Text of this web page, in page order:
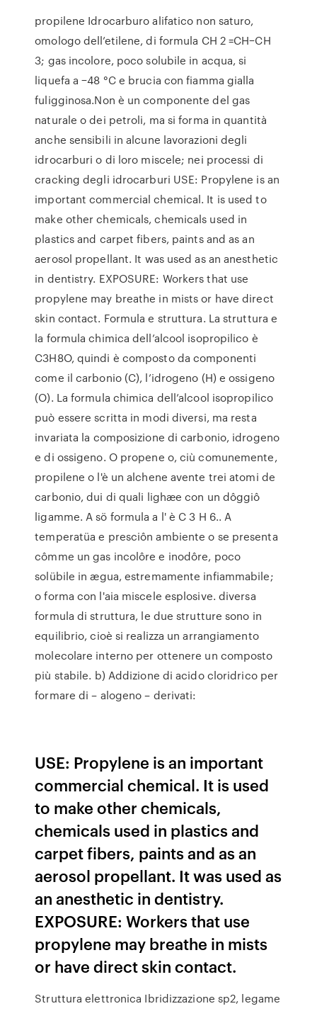
propilene Idrocarburo alifatico non saturo,
omologo dell’etilene, di formula CH 2 =CH−CH
3; gas incolore, poco solubile in acqua, si
liquefa a −48 °C e brucia con fiamma gialla
fuligginosa.Non è un componente del gas
naturale o dei petroli, ma si forma in quantità
anche sensibili in alcune lavorazioni degli
idrocarburi o di loro miscele; nei processi di
cracking degli idrocarburi USE: Propylene is an
important commercial chemical. It is used to
make other chemicals, chemicals used in
plastics and carpet fibers, paints and as an
aerosol propellant. It was used as an anesthetic
in dentistry. EXPOSURE: Workers that use
propylene may breathe in mists or have direct
skin contact. Formula e struttura. La struttura e
la formula chimica dell’alcool isopropilico è
C3H8O, quindi è composto da componenti
come il carbonio (C), l’idrogeno (H) e ossigeno
(O). La formula chimica dell’alcool isopropilico
può essere scritta in modi diversi, ma resta
invariata la composizione di carbonio, idrogeno
e di ossigeno. O propene o, ciù comunemente,
propilene o l'è un alchene avente trei atomi de
carbonio, dui di quali lighæe con un dôggiô
ligamme. A sö formula a l' è C 3 H 6.. A
temperatüa e presciôn ambiente o se presenta
cômme un gas incolôre e inodôre, poco
solübile in ægua, estremamente infiammabile;
o forma con l'aia miscele esplosive. diversa
formula di struttura, le due strutture sono in
equilibrio, cioè si realizza un arrangiamento
molecolare interno per ottenere un composto
più stabile. b) Addizione di acido cloridrico per
formare di – alogeno – derivati:
USE: Propylene is an important
commercial chemical. It is used
to make other chemicals,
chemicals used in plastics and
carpet fibers, paints and as an
aerosol propellant. It was used as
an anesthetic in dentistry.
EXPOSURE: Workers that use
propylene may breathe in mists
or have direct skin contact.
Struttura elettronica Ibridizzazione sp2, legame